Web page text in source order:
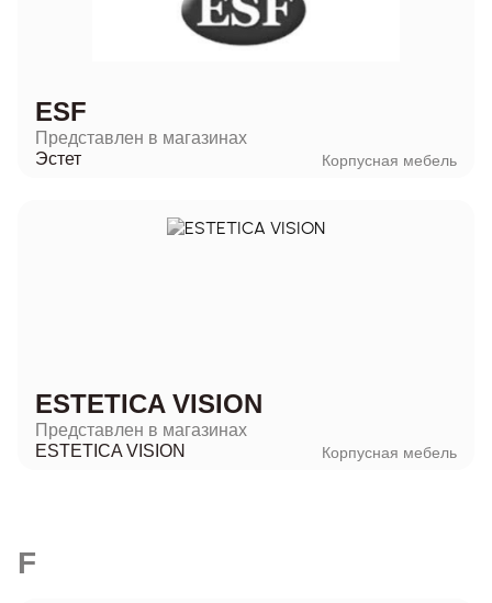
ESF
Представлен в магазинах
Эстет
Корпусная мебель
ESTETICA VISION
Представлен в магазинах
ESTETICA VISION
Корпусная мебель
F